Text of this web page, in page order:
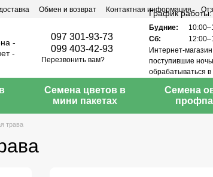
Обмен и возврат Контактная информация
097 301-93-73
099 403-42-93
Перезвонить вам?
График работы:
Будние:
Сб:
Интернет-
поступившие
обрабатываться
Семена цветов в
мини пакетах
Семена
трава